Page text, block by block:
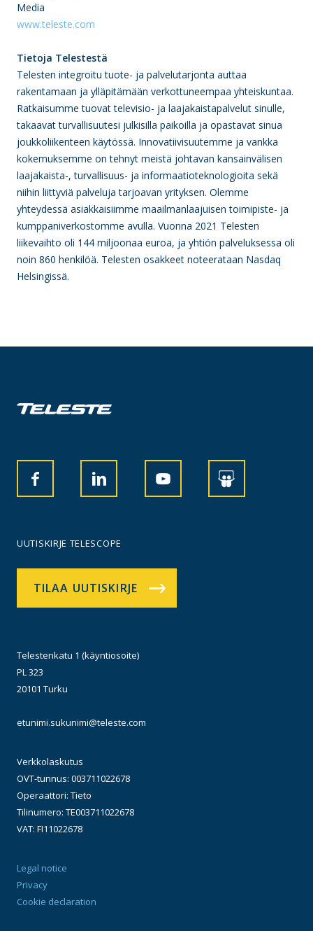
Media
www.teleste.com
Tietoja Telestestä
Telesten integroitu tuote- ja palvelutarjonta auttaa
rakentamaan ja ylläpitämään verkottuneempaa yhteiskuntaa.
Ratkaisumme tuovat televisio- ja laajakaistapalvelut sinulle,
takaavat turvallisuutesi julkisilla paikoilla ja opastavat sinua
joukkoliikenteen käytössä. Innovatiivisuutemme ja vankka
kokemuksemme on tehnyt meistä johtavan kansainvälisen
laajakaista-, turvallisuus- ja informaatioteknologioita sekä
niihin liittyviä palveluja tarjoavan yrityksen. Olemme
yhteydessä asiakkaisiimme maailmanlaajuisen toimipiste- ja
kumppaniverkostomme avulla. Vuonna 2021 Telesten
liikevaihto oli 144 miljoonaa euroa, ja yhtiön palveluksessa oli
noin 860 henkilöä. Telesten osakkeet noteerataan Nasdaq
Helsingissä.
UUTISKIRJE TELESCOPE
TILAA UUTISKIRJE
Telestenkatu 1 (käyntiosoite)
PL 323
20101 Turku
etunimi.sukunimi@teleste.com
Verkkolaskutus
OVT-tunnus: 003711022678
Operaattori: Tieto
Tilinumero: TE003711022678
VAT: FI11022678
Legal notice
Privacy
Cookie declaration